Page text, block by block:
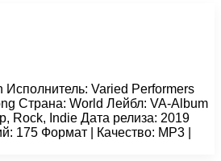
Исполнитель: Varied Performers
Страна: World Лейбл: VA-Album
Rock, Indie Дата релиза: 2019
175 Формат | Качество: MP3 |